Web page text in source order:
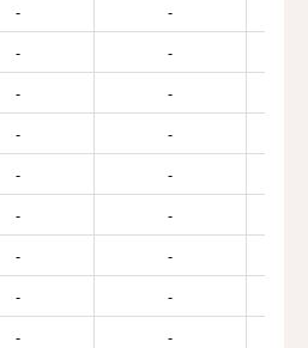
-
-
-
-
-
-
-
-
-
-
-
-
-
-
-
-
-
-